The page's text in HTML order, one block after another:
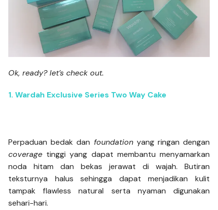
Ok, ready? let’s check out.
1. Wardah Exclusive Series Two Way Cake
Perpaduan bedak dan foundationyang ringan dengan
coverage tinggi yang dapat membantu menyamarkan
noda hitam dan bekas jerawat di wajah. Butiran
teksturnya halus sehingga dapat menjadikan kulit
tampak flawless natural serta nyaman digunakan
sehari-hari.